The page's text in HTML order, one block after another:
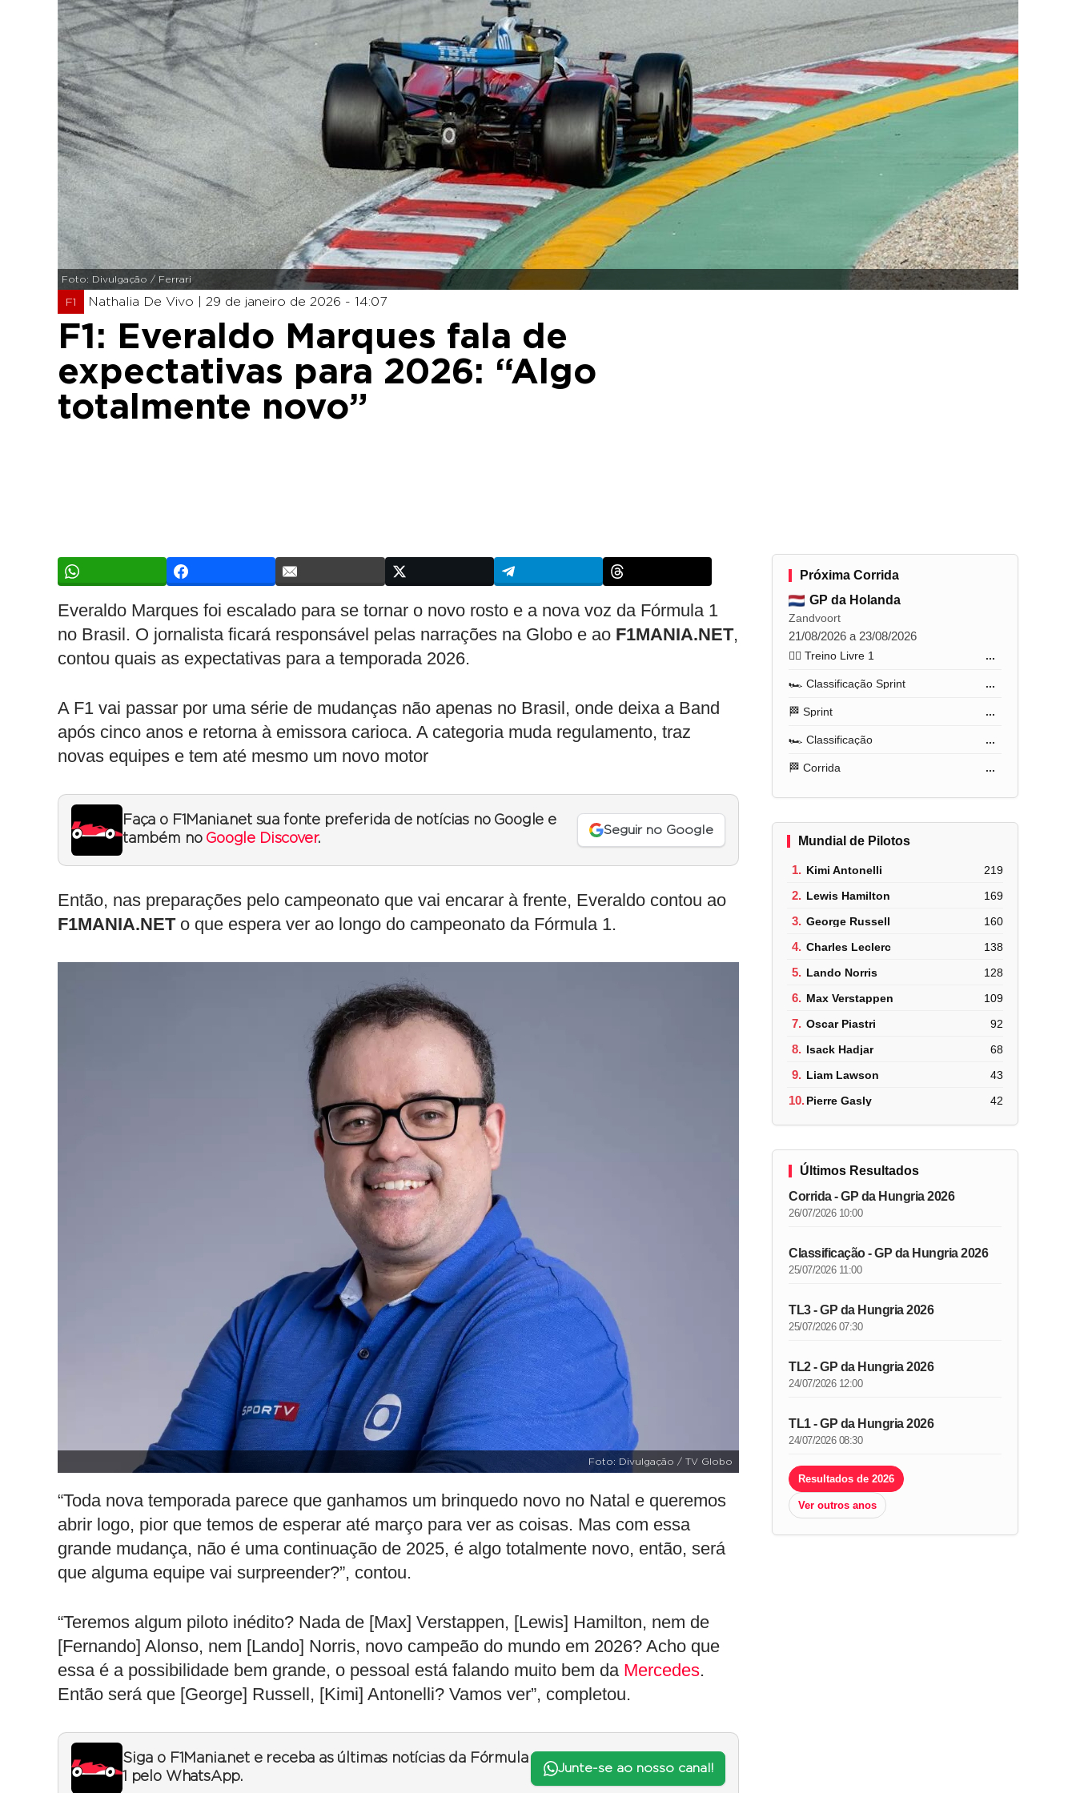
Foto: Divulgação / Ferrari
F1 Nathalia De Vivo | 29 de janeiro de 2026 - 14:07
F1: Everaldo Marques fala de
expectativas para 2026: “Algo
totalmente novo”
Everaldo Marques foi escalado para se tornar o novo rosto e a nova voz da Fórmula 1
no Brasil. O jornalista ficará responsável pelas narrações na Globo e ao F1MANIA.NET,
contou quais as expectativas para a temporada 2026.
A F1 vai passar por uma série de mudanças não apenas no Brasil, onde deixa a Band
após cinco anos e retorna à emissora carioca. A categoria muda regulamento, traz
novas equipes e tem até mesmo um novo motor
Faça o F1Mania.net sua fonte preferida de notícias no Google e
também no Google Discover.
Seguir no Google
Então, nas preparações pelo campeonato que vai encarar à frente, Everaldo contou ao
F1MANIA.NETo que espera ver ao longo do campeonato da Fórmula 1.
Foto: Divulgação / TV Globo
“Toda nova temporada parece que ganhamos um brinquedo novo no Natal e queremos
abrir logo, pior que temos de esperar até março para ver as coisas. Mas com essa
grande mudança, não é uma continuação de 2025, é algo totalmente novo, então, será
que alguma equipe vai surpreender?”, contou.
“Teremos algum piloto inédito? Nada de [Max] Verstappen, [Lewis] Hamilton, nem de
[Fernando] Alonso, nem [Lando] Norris, novo campeão do mundo em 2026? Acho que
essa é a possibilidade bem grande, o pessoal está falando muito bem da Mercedes.
Então será que [George] Russell, [Kimi] Antonelli? Vamos ver”, completou.
Siga o F1Mania.net e receba as últimas notícias da Fórmula
1 pelo WhatsApp.
Junte-se ao nosso canal!
Próxima Corrida
GP da Holanda
Zandvoort
21/08/2026 a 23/08/2026
🏋️‍♂️ Treino Livre 1 ...
🏎️ Classificação Sprint ...
🏁 Sprint ...
🏎️ Classificação ...
🏁 Corrida ...
Mundial de Pilotos
1. Kimi Antonelli 219
2. Lewis Hamilton 169
3. George Russell 160
4. Charles Leclerc 138
5. Lando Norris 128
6. Max Verstappen 109
7. Oscar Piastri 92
8. Isack Hadjar 68
9. Liam Lawson 43
10.Pierre Gasly 42
Últimos Resultados
Corrida - GP da Hungria 2026
26/07/2026 10:00
Classificação - GP da Hungria 2026
25/07/2026 11:00
TL3 - GP da Hungria 2026
25/07/2026 07:30
TL2 - GP da Hungria 2026
24/07/2026 12:00
TL1 - GP da Hungria 2026
24/07/2026 08:30
Resultados de 2026
Ver outros anos